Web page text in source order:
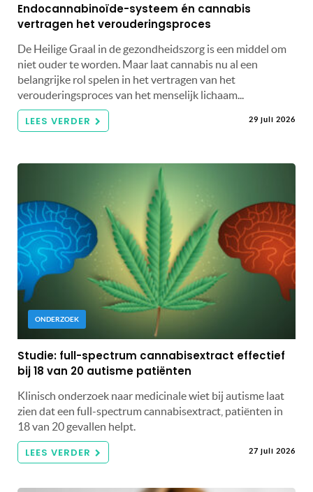
Endocannabinoïde-systeem én cannabis
vertragen het verouderingsproces
De Heilige Graal in de gezondheidszorg is een middel om
niet ouder te worden. Maar laat cannabis nu al een
belangrijke rol spelen in het vertragen van het
verouderingsproces van het menselijk lichaam...
LEES VERDER 29 juli 2026
ONDERZOEK
Studie: full-spectrum cannabisextract effectief
bij 18 van 20 autisme patiënten
Klinisch onderzoek naar medicinale wiet bij autisme laat
zien dat een full-spectrum cannabisextract, patiënten in
18 van 20 gevallen helpt.
LEES VERDER 27 juli 2026